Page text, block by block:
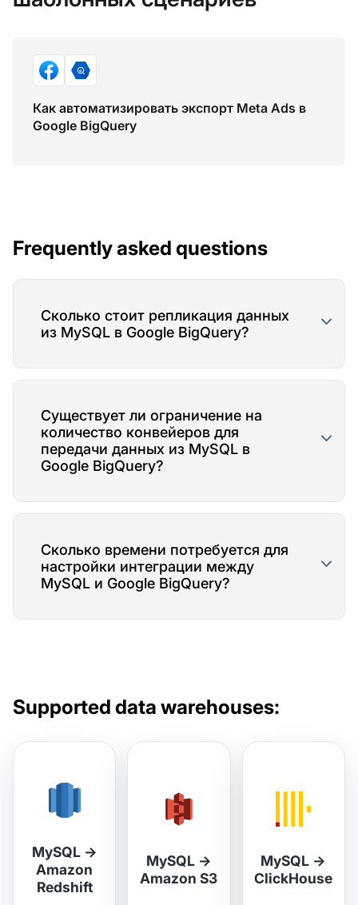
Как автоматизировать экспорт Meta Ads в
Google BigQuery
Frequently asked questions
Сколько стоит репликация данных
из MySQL в Google BigQuery?
Существует ли ограничение на
количество конвейеров для
передачи данных из MySQL в
Google BigQuery?
Сколько времени потребуется для
настройки интеграции между
MySQL и Google BigQuery?
Supported data warehouses:
MySQL→
Amazon
Redshift
MySQL→
Amazon S3
MySQL →
ClickHouse